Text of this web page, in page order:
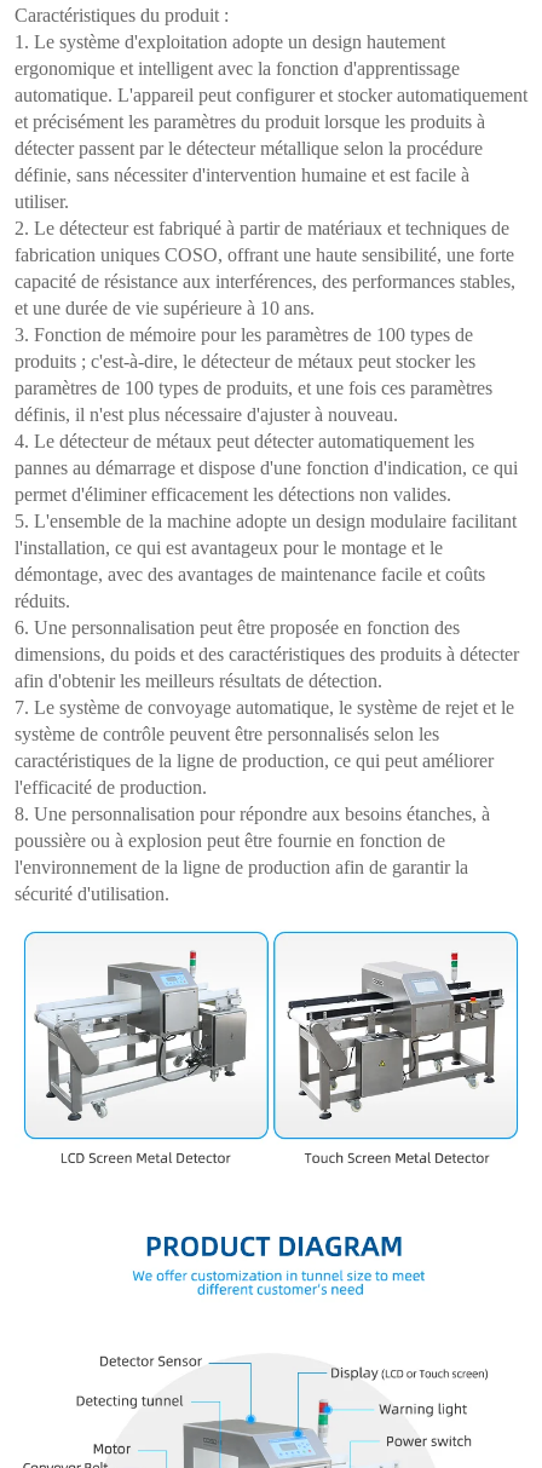
Caractéristiques du produit :
1. Le système d'exploitation adopte un design hautement
ergonomique et intelligent avec la fonction d'apprentissage
automatique. L'appareil peut configurer et stocker automatiquement
et précisément les paramètres du produit lorsque les produits à
détecter passent par le détecteur métallique selon la procédure
définie, sans nécessiter d'intervention humaine et est facile à
utiliser.
2. Le détecteur est fabriqué à partir de matériaux et techniques de
fabrication uniques COSO, offrant une haute sensibilité, une forte
capacité de résistance aux interférences, des performances stables,
et une durée de vie supérieure à 10 ans.
3. Fonction de mémoire pour les paramètres de 100 types de
produits ; c'est-à-dire, le détecteur de métaux peut stocker les
paramètres de 100 types de produits, et une fois ces paramètres
définis, il n'est plus nécessaire d'ajuster à nouveau.
4. Le détecteur de métaux peut détecter automatiquement les
pannes au démarrage et dispose d'une fonction d'indication, ce qui
permet d'éliminer efficacement les détections non valides.
5. L'ensemble de la machine adopte un design modulaire facilitant
l'installation, ce qui est avantageux pour le montage et le
démontage, avec des avantages de maintenance facile et coûts
réduits.
6. Une personnalisation peut être proposée en fonction des
dimensions, du poids et des caractéristiques des produits à détecter
afin d'obtenir les meilleurs résultats de détection.
7. Le système de convoyage automatique, le système de rejet et le
système de contrôle peuvent être personnalisés selon les
caractéristiques de la ligne de production, ce qui peut améliorer
l'efficacité de production.
8. Une personnalisation pour répondre aux besoins étanches, à
poussière ou à explosion peut être fournie en fonction de
l'environnement de la ligne de production afin de garantir la
sécurité d'utilisation.